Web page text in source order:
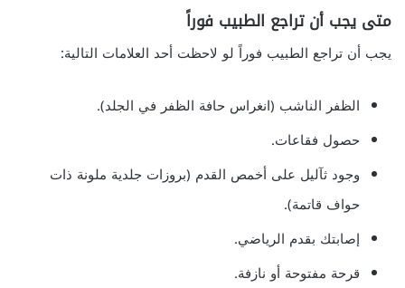
متى يجب أن تراجع الطبيب فوراً
يجب أن تراجع الطبيب فوراً لو لاحظت أحد العلامات التالية:
الظفر الناشب (انغراس حافة الظفر في الجلد).
حصول فقاعات.
وجود ثآليل على أخمص القدم (بروزات جلدية ملونة ذات
حواف قاتمة).
إصابتك بقدم الرياضي.
قرحة مفتوحة أو نازفة.